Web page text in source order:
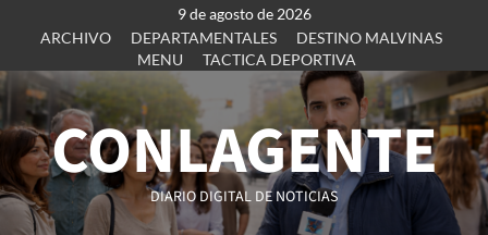
9 de agosto de 2026
ARCHIVO
DEPARTAMENTALES
DESTINO MALVINAS
MENU
TACTICA DEPORTIVA
CONLAGENTE
DIARIO DIGITAL DE NOTICIAS